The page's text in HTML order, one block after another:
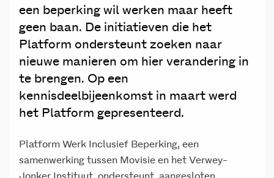
een beperking wil werken maar heeft
geen baan. De initiatieven die het
Platform ondersteunt zoeken naar
nieuwe manieren om hier verandering in
te brengen. Op een
kennisdeelbijeenkomst in maart werd
het Platform gepresenteerd.
Platform Werk Inclusief Beperking, een
samenwerking tussen Movisie en het Verwey-